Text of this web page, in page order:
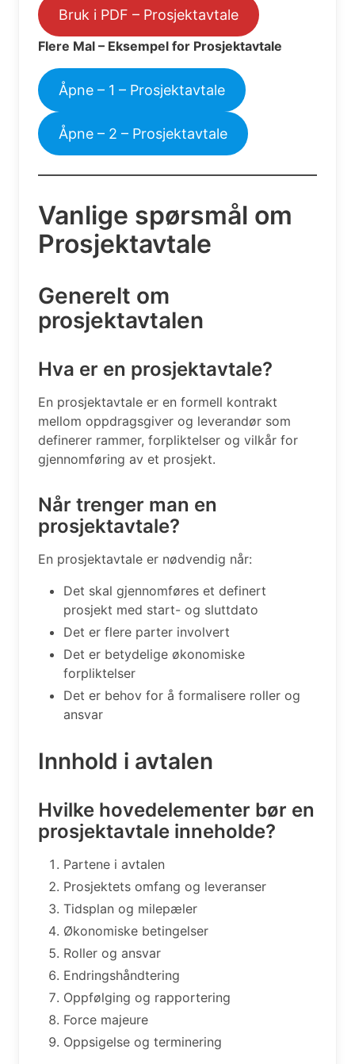
Bruk i PDF – Prosjektavtale
Flere Mal – Eksempel for Prosjektavtale
Åpne – 1 – Prosjektavtale
Åpne – 2 – Prosjektavtale
Vanlige spørsmål om
Prosjektavtale
Generelt om
prosjektavtalen
Hva er en prosjektavtale?
En prosjektavtale er en formell kontrakt
mellom oppdragsgiver og leverandør som
definerer rammer, forpliktelser og vilkår for
gjennomføring av et prosjekt.
Når trenger man en
prosjektavtale?
En prosjektavtale er nødvendig når:
Det skal gjennomføres et definert
prosjekt med start- og sluttdato
Det er flere parter involvert
Det er betydelige økonomiske
forpliktelser
Det er behov for å formalisere roller og
ansvar
Innhold i avtalen
Hvilke hovedelementer bør en
prosjektavtale inneholde?
Partene i avtalen
Prosjektets omfang og leveranser
Tidsplan og milepæler
Økonomiske betingelser
Roller og ansvar
Endringshåndtering
Oppfølging og rapportering
Force majeure
Oppsigelse og terminering